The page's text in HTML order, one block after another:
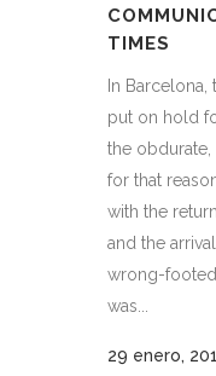
TIMES
In
put on hold
the obdurate,
for that
with the
and the
wrong-
was...
29 enero,